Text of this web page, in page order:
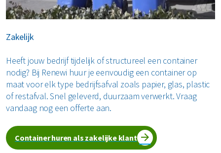
Zakelijk
Heeft jouw bedrijf tijdelijk of structureel een container
nodig? Bij Renewi huur je eenvoudig een container op
maat voor elk type bedrijfsafval zoals papier, glas, plastic
of restafval. Snel geleverd, duurzaam verwerkt. Vraag
vandaag nog een offerte aan.
Container huren als zakelijke klant